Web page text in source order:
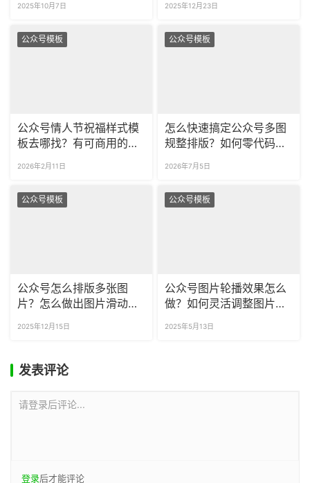
2025年10月7日 2025年12月23日
公众号模板
公众号情人节祝福样式模
板去哪找？有可商用的
吗？
2026年2月11日
公众号模板
怎么快速搞定公众号多图
规整排版？如何零代码制
果？
2026年7月5日
公众号模板
公众号怎么排版多张图
片？怎么做出图片滑动效
2025年12月15日
公众号模板
公众号图片轮播效果怎么
做？如何灵活调整图片数
2025年5月13日
发表评论
请登录后评论...
登录后才能评论